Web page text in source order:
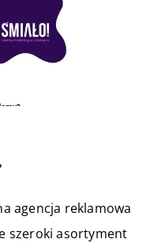
agencja reklamowa
szeroki asortyment